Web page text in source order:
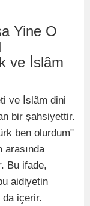
Yine O
ve İslâm
ve İslâm dini
bir şahsiyettir.
ben olurdum"
Bu ifade,
aidiyetin
da içerir.